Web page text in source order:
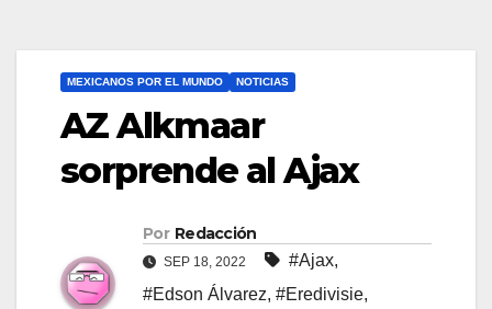
MEXICANOS POR EL MUNDO NOTICIAS
AZ Alkmaar
sorprende al Ajax
Por Redacción
SEP 18, 2022 #Ajax,
#Edson Álvarez, #Eredivisie,